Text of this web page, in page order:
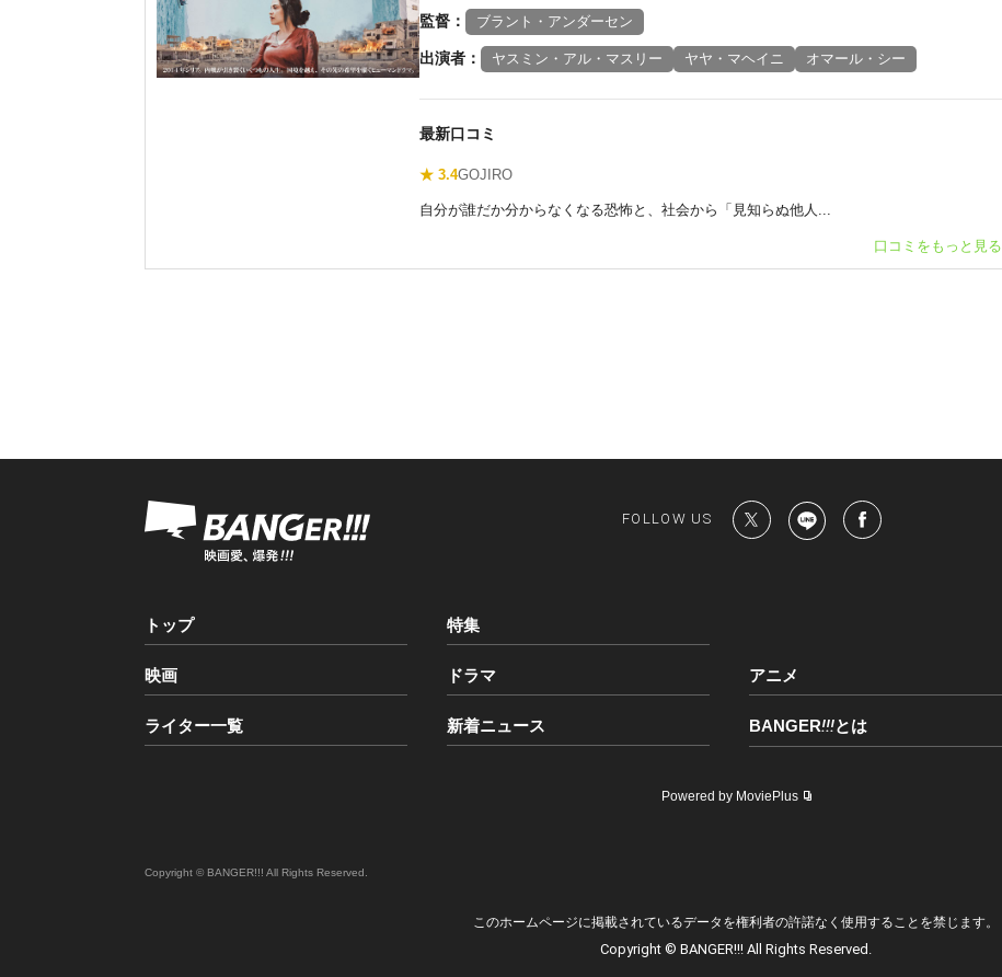
監督： ブラント・アンダーセン
出演者： ヤスミン・アル・マスリー ヤヤ・マヘイニ オマール・シー
最新口コミ
★ 3.4GOJIRO
自分が誰だか分からなくなる恐怖と、社会から「見知らぬ他人...
口コミをもっと見る
FOLLOW US
トップ 特集
映画 ドラマ アニメ
ライター一覧 新着ニュース BANGER!!!とは
Powered by MoviePlus
Copyright © BANGER!!! All Rights Reserved.
このホームページに掲載されているデータを権利者の許諾なく使用することを禁じます。
Copyright © BANGER!!! All Rights Reserved.